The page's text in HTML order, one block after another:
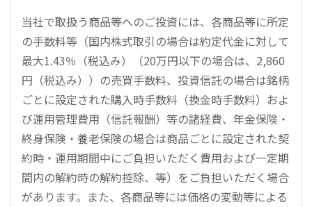
当社で取扱う商品等へのご投資には、各商品等に所定
の手数料等（国内株式取引の場合は約定代金に対して
最大1.43％（税込み）（20万円以下の場合は、2,860
円（税込み））の売買手数料、投資信託の場合は銘柄
ごとに設定された購入時手数料（換金時手数料）およ
び運用管理費用（信託報酬）等の諸経費、年金保険・
終身保険・養老保険の場合は商品ごとに設定された契
約時・運用期間中にご負担いただく費用および一定期
間内の解約時の解約控除、等）をご負担いただく場合
があります。また、各商品等には価格の変動等による